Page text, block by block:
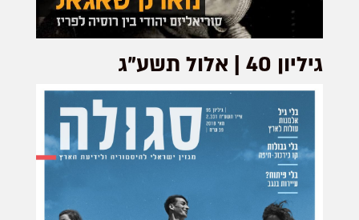
גיליון 40 | אלול תשע"ג